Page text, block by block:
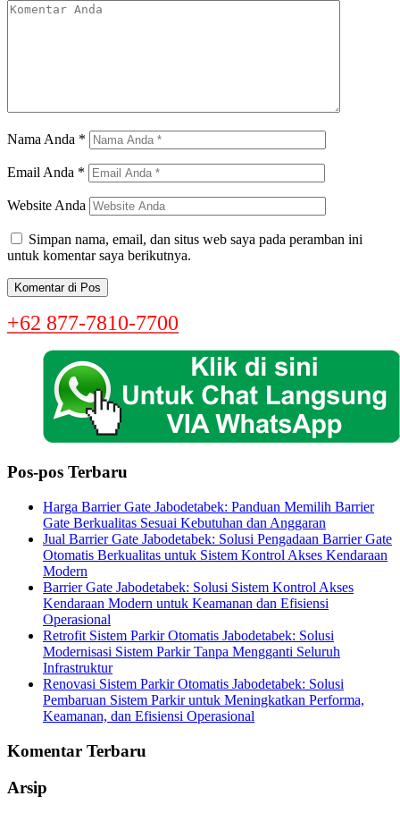
Nama Anda *
Email Anda *
Website Anda
Simpan nama, email, dan situs web saya pada peramban ini
untuk komentar saya berikutnya.
+62 877-7810-7700
Pos-pos Terbaru
Harga Barrier Gate Jabodetabek: Panduan Memilih Barrier
Gate Berkualitas Sesuai Kebutuhan dan Anggaran
Jual Barrier Gate Jabodetabek: Solusi Pengadaan Barrier Gate
Otomatis Berkualitas untuk Sistem Kontrol Akses Kendaraan
Modern
Barrier Gate Jabodetabek: Solusi Sistem Kontrol Akses
Kendaraan Modern untuk Keamanan dan Efisiensi
Operasional
Retrofit Sistem Parkir Otomatis Jabodetabek: Solusi
Modernisasi Sistem Parkir Tanpa Mengganti Seluruh
Infrastruktur
Renovasi Sistem Parkir Otomatis Jabodetabek: Solusi
Pembaruan Sistem Parkir untuk Meningkatkan Performa,
Keamanan, dan Efisiensi Operasional
Komentar Terbaru
Arsip